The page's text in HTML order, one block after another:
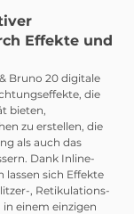
Effekte und
Bruno 20 digitale
die
bieten,
zu erstellen, die
als auch das
Dank Inline-
sich Effekte
, Retikulations-
einem einzigen